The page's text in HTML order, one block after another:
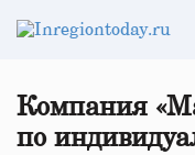
Компания
по